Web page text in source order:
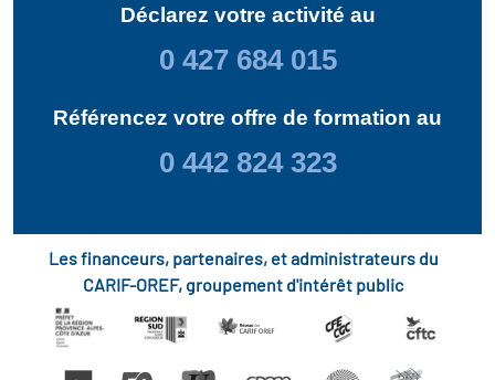
Déclarez votre activité au
0 427 684 015
Référencez votre offre de formation au
0 442 824 323
Les financeurs, partenaires, et administrateurs du
CARIF-OREF, groupement d'intérêt public